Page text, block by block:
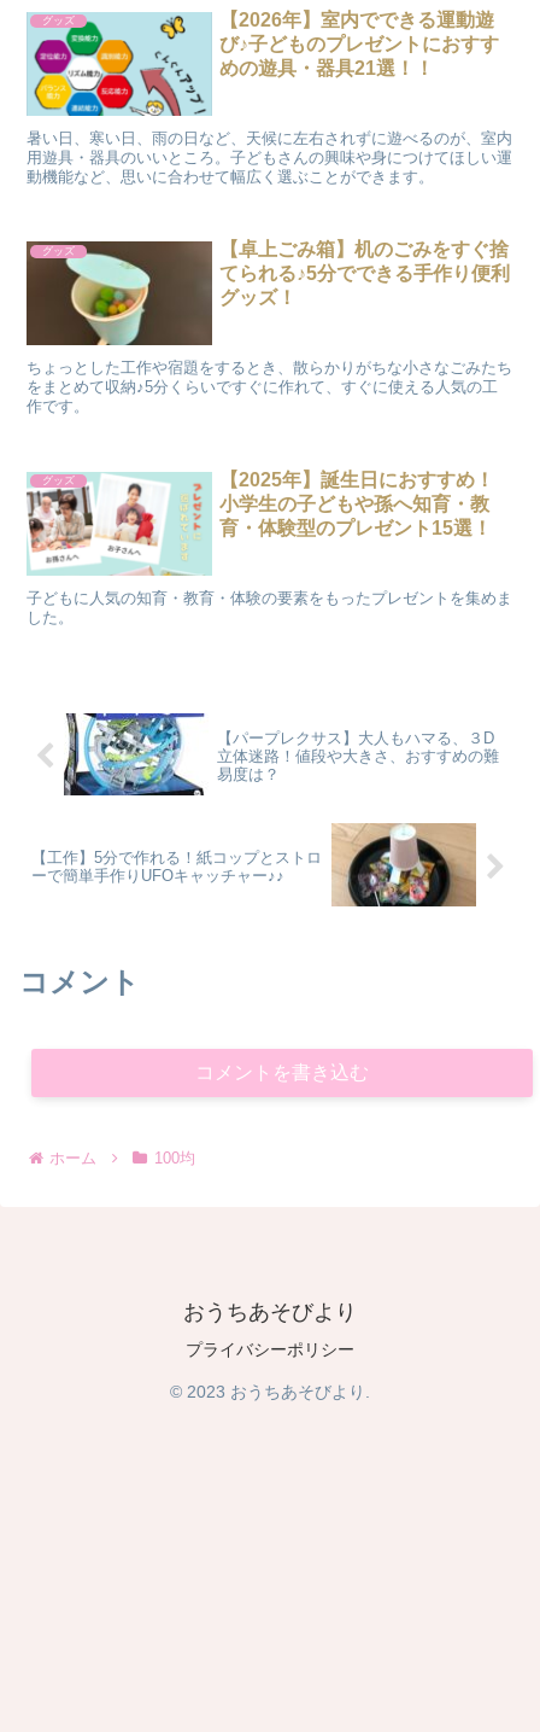
グッズ
【2026年】室内でできる運動遊
び♪子どものプレゼントにおすす
めの遊具・器具21選！！
暑い日、寒い日、雨の日など、天候に左右されずに遊べるのが、室内
用遊具・器具のいいところ。子どもさんの興味や身につけてほしい運
動機能など、思いに合わせて幅広く選ぶことができます。
グッズ
【卓上ごみ箱】机のごみをすぐ捨
てられる♪5分でできる手作り便利
グッズ！
ちょっとした工作や宿題をするとき、散らかりがちな小さなごみたち
をまとめて収納♪5分くらいですぐに作れて、すぐに使える人気の工
作です。
グッズ
【2025年】誕生日におすすめ！
小学生の子どもや孫へ知育・教
育・体験型のプレゼント15選！
子どもに人気の知育・教育・体験の要素をもったプレゼントを集めま
した。
【パープレクサス】大人もハマる、３D
立体迷路！値段や大きさ、おすすめの難
易度は？
【工作】5分で作れる！紙コップとストロ
ーで簡単手作りUFOキャッチャー♪♪
コメント
コメントを書き込む
ホーム 100均
おうちあそびより
プライバシーポリシー
© 2023 おうちあそびより.